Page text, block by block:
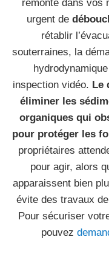
remonte dans vos
urgent de
rétablir
souterraines, la
inspection vidéo. Le
éliminer les
organiques qui
pour protéger les
propriétaires
pour agir, alors
apparaissent bien
évite des travaux
Pour sécuriser
pouvez